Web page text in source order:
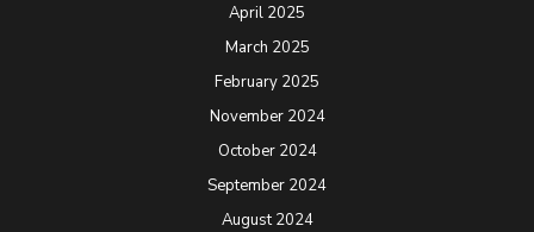
April 2025
March 2025
February 2025
November 2024
October 2024
September 2024
August 2024